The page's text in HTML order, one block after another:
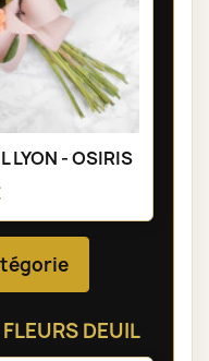
LYON - OSIRIS
DEUIL